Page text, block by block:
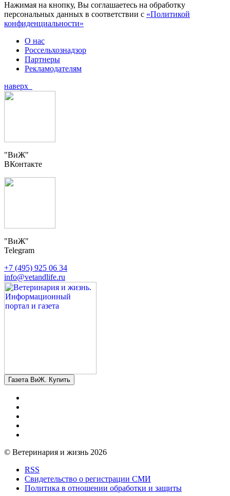
Нажимая на кнопку, Вы соглашаетесь на обработку
персональных данных в соответствии с «Политикой
конфиденциальности»
О нас
Россельхознадзор
Партнеры
Рекламодателям
наверх
"ВиЖ"
ВКонтакте
"ВиЖ"
Telegram
+7 (495) 925 06 34
info@vetandlife.ru
Газета ВиЖ. Купить
© Ветеринария и жизнь 2026
RSS
Свидетельство о регистрации СМИ
Политика в отношении обработки и защиты